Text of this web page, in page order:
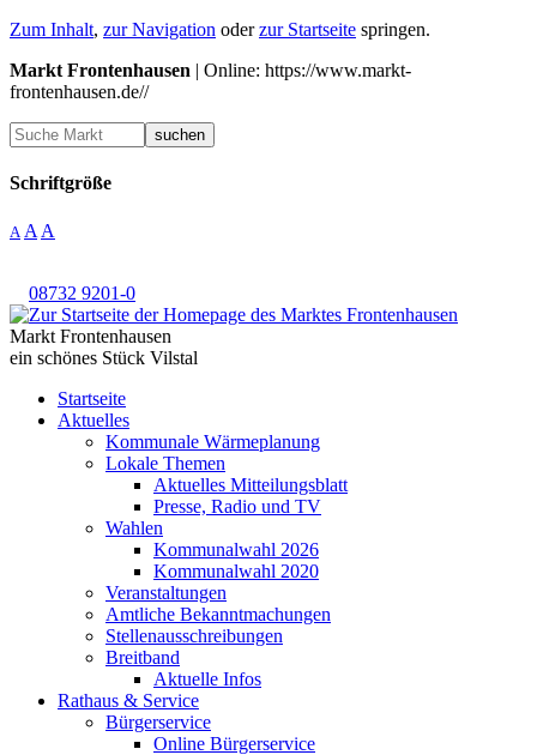
Zum Inhalt, zur Navigation oderzur Startseite springen.
Markt Frontenhausen | Online: https://www.markt-
frontenhausen.de//
suchen
Schriftgröße
A A A
08732 9201-0
Markt Frontenhausen
ein schönes Stück Vilstal
Startseite
Aktuelles
Kommunale Wärmeplanung
Lokale Themen
Aktuelles Mitteilungsblatt
Presse, Radio und TV
Wahlen
Kommunalwahl 2026
Kommunalwahl 2020
Veranstaltungen
Amtliche Bekanntmachungen
Stellenausschreibungen
Breitband
Aktuelle Infos
Rathaus & Service
Bürgerservice
Online Bürgerservice